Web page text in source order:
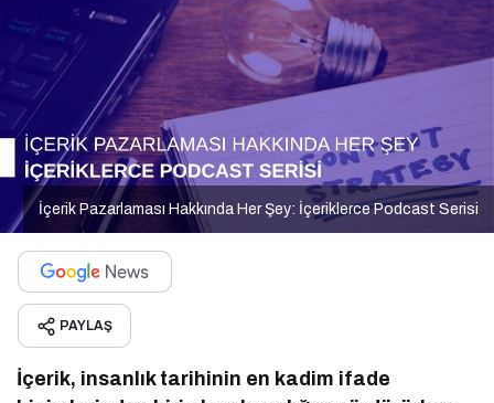
İçerik Pazarlaması Hakkında Her Şey: İçeriklerce Podcast Serisi
PAYLAŞ
İçerik, insanlık tarihinin en kadim ifade